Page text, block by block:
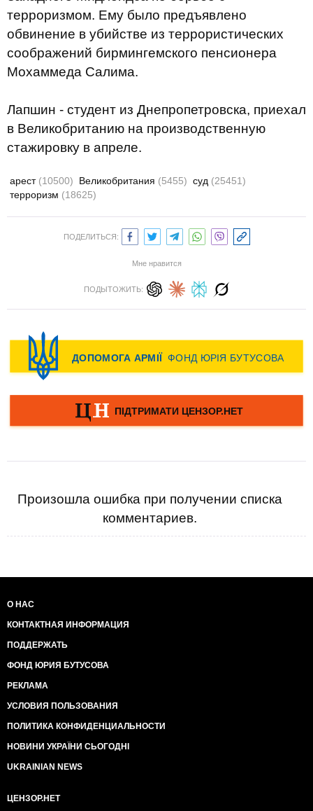
терроризмом. Ему было предъявлено
обвинение в убийстве из террористических
соображений бирмингемского пенсионера
Мохаммеда Салима.
Лапшин - студент из Днепропетровска, приехал
в Великобританию на производственную
стажировку в апреле.
арест (10500) Великобритания (5455) суд (25451)
терроризм (18625)
ПОДЕЛИТЬСЯ:
Мне нравится
ПОДЫТОЖИТЬ:
Произошла ошибка при получении списка
комментариев.
О НАС
КОНТАКТНАЯ ИНФОРМАЦИЯ
ПОДДЕРЖАТЬ
ФОНД ЮРИЯ БУТУСОВА
РЕКЛАМА
УСЛОВИЯ ПОЛЬЗОВАНИЯ
ПОЛИТИКА КОНФИДЕНЦИАЛЬНОСТИ
НОВИНИ УКРАЇНИ СЬОГОДНІ
UKRAINIAN NEWS
ЦЕНЗОР.НЕТ